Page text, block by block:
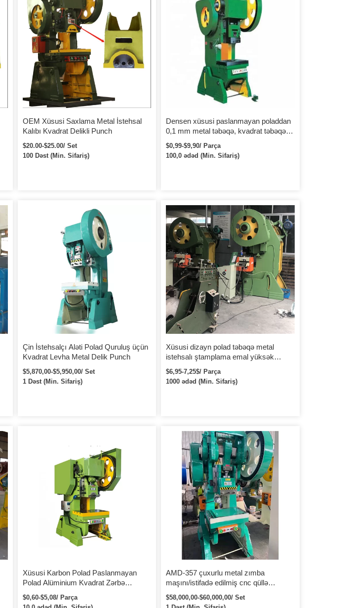
OEM Xüsusi Saxlama Metal İstehsal
Kalıbı Kvadrat Delikli Punch
$20.00-$25.00/ Set
100 Dəst (Min. Sifariş)
Densen xüsusi paslanmayan poladdan
0,1 mm metal təbəqə, kvadrat təbəqə
metal deşik, avtomat qabıq istehsalı
$0,99-$9,90/ Parça
100,0 ədəd (Min. Sifariş)
Çin İstehsalçı Aləti Polad Quruluş üçün
Kvadrat Levha Metal Delik Punch
$5,870,00-$5,950,00/ Set
1 Dəst (Min. Sifariş)
Xüsusi dizayn polad təbəqə metal
istehsalı ştamplama emal yüksək
dəqiqlikli avtomobil kvadrat sac zımbası
$6,95-7,25$/ Parça
1000 ədəd (Min. Sifariş)
Xüsusi Karbon Polad Paslanmayan
Polad Alüminium Kvadrat Zərbə
Hissələri Levha Metal Delikli Punch
metal istehsalı
$0,60-$5,08/ Parça
AMD-357 çuxurlu metal zımba
maşını/istifadə edilmiş cnc qüllə
zımbası maşını
$58,000,00-$60,000,00/ Set